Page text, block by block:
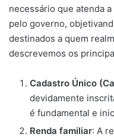
necessário que atenda
pelo governo,
destinados a quem
descrevemos os
Cadastro Único
devidamente
é fundamental e
Renda familiar: A